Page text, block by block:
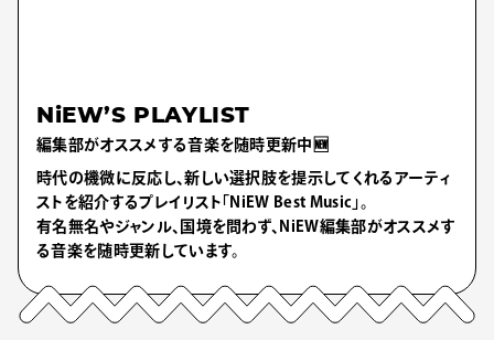
NiEW’S PLAYLIST
編集部がオススメする音楽を随時更新中🆕
時代の機微に反応し、新しい選択肢を提示してくれるアーティ
ストを紹介するプレイリスト「NiEW Best Music」。
有名無名やジャンル、国境を問わず、NiEW編集部がオススメす
る音楽を随時更新しています。